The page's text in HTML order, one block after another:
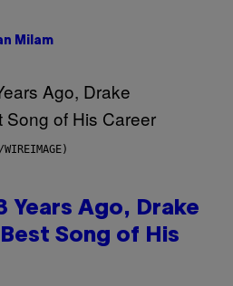
Milam
WIREIMAGE)
Years Ago, Drake
Song of His